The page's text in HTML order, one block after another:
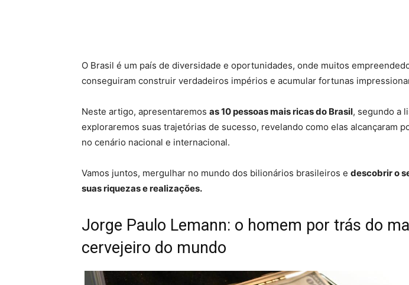
O Brasil é um país de diversidade e oportunidades, onde muitos
conseguiram construir verdadeiros impérios e acumular fortunas
Neste artigo, apresentaremos as 10 pessoas mais ricas do Brasil, segundo a
exploraremos suas trajetórias de sucesso, revelando como elas alcançaram
no cenário nacional e internacional.
Vamos juntos, mergulhar no mundo dos bilionários brasileiros e descobrir o
suas riquezas e realizações.
Jorge Paulo Lemann: o homem por trás do
cervejeiro do mundo